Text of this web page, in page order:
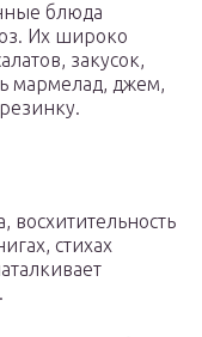
блюда
Их широко
закусок,
мармелад, джем,
восхитительность
стихах